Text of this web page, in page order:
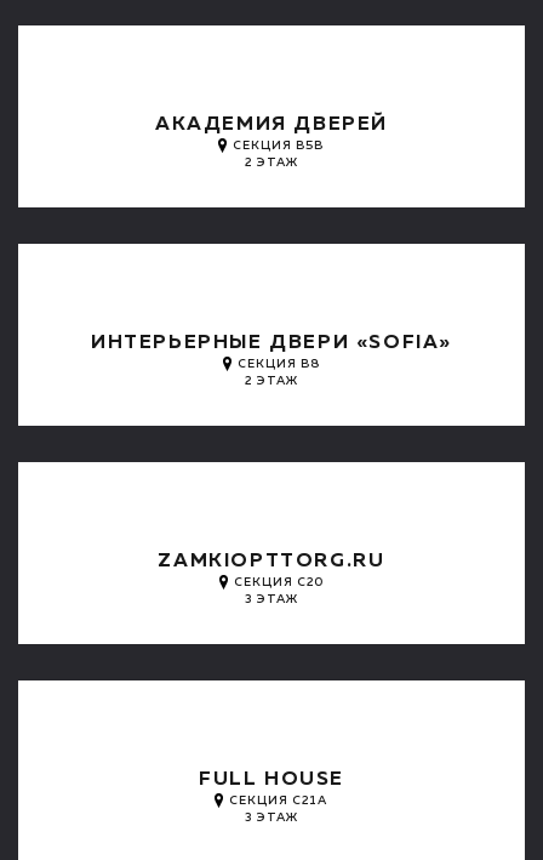
АКАДЕМИЯ ДВЕРЕЙ
СЕКЦИЯ B5B
2 ЭТАЖ
ИНТЕРЬЕРНЫЕ ДВЕРИ «SOFIA»
СЕКЦИЯ B8
2 ЭТАЖ
ZAMKIOPTTORG.RU
СЕКЦИЯ C20
3 ЭТАЖ
FULL HOUSE
СЕКЦИЯ C21A
3 ЭТАЖ